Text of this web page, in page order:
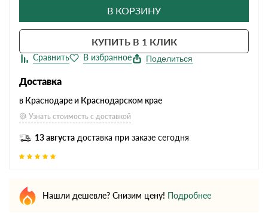
В КОРЗИНУ
КУПИТЬ В 1 КЛИК
Поделиться
Доставка
в Краснодаре и Краснодарском крае
Узнать стоимость с доставкой
13 августа доставка при заказе сегодня
Нашли дешевле? Снизим цену! Подробнее